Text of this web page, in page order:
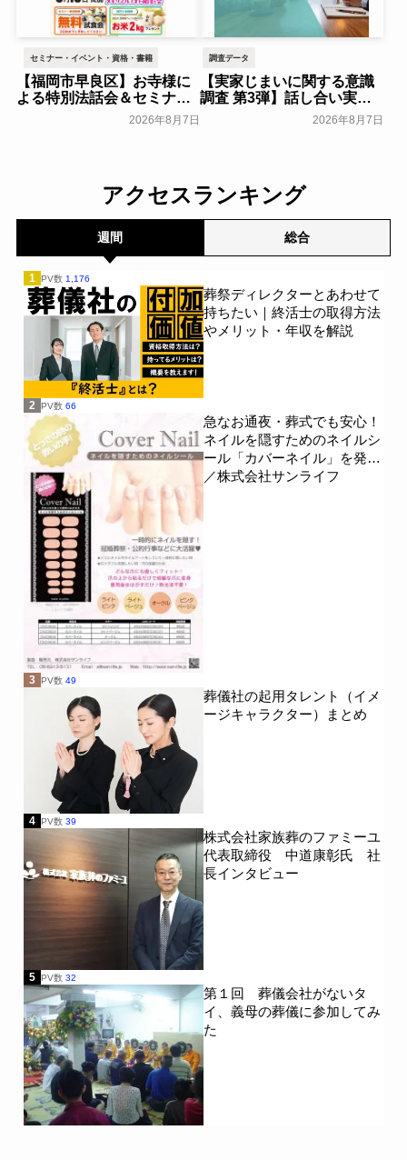
セミナー・イベント・資格・書籍
【福岡市早良区】お寺様に
よる特別法話会＆セミナー
特典「無料試食会」を8月
18日(月)にシティホール飯
2026年8月7日
調査データ
【実家じまいに関する意識
調査 第3弾】話し合い実施
率は29.5％で前回から低
下。「大相続時代」でも家
2026年8月7日
アクセスランキング
週間 総合
1 PV数 1,176
葬祭ディレクターとあわせて
持ちたい｜終活士の取得方法
やメリット・年収を解説
2 PV数 66
急なお通夜・葬式でも安心！
ネイルを隠すためのネイルシ
ール「カバーネイル」を発売
／株式会社サンライフ
3 PV数 49
葬儀社の起用タレント（イメ
ージキャラクター）まとめ
4 PV数 39
株式会社家族葬のファミーユ
代表取締役 中道康彰氏 社
長インタビュー
5 PV数 32
第１回 葬儀会社がないタ
イ、義母の葬儀に参加してみ
た